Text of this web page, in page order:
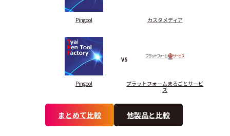
Pingool カスタメディア
Pingool
VS
プラットフォームまるごとサービ
ス
まとめて比較 他製品と比較